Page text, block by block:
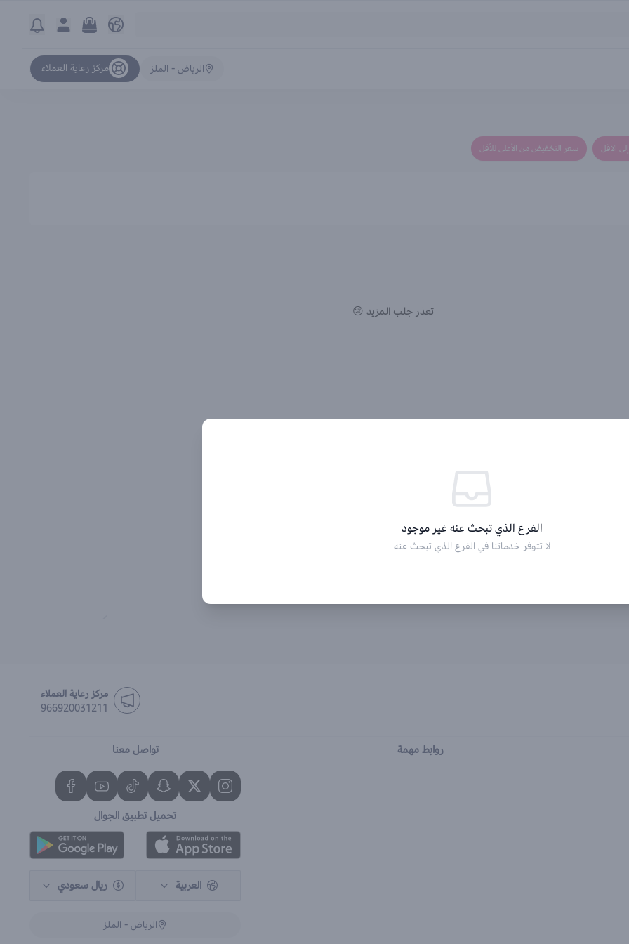
الرياض - الملز مركز رعاية العملاء
الاقل سعر التخفيض من الأعلى للأقل
تعذر جلب المزيد 😢
مركز رعاية العملاء
966920031211
روابط مهمة تواصل معنا
تحميل تطبيق الجوال
العربية ريال سعودي
الرياض - الملز
الفرع الذي تبحث عنه غير موجود
لا تتوفر خدماتنا في الفرع الذي تبحث عنه